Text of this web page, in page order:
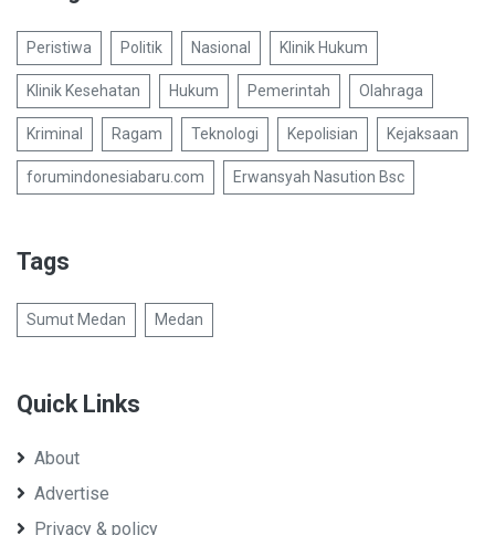
Peristiwa Politik Nasional Klinik Hukum
Klinik Kesehatan Hukum Pemerintah Olahraga
Kriminal Ragam Teknologi Kepolisian Kejaksaan
forumindonesiabaru.com Erwansyah Nasution Bsc
Tags
Sumut Medan Medan
Quick Links
About
Advertise
Privacy & policy